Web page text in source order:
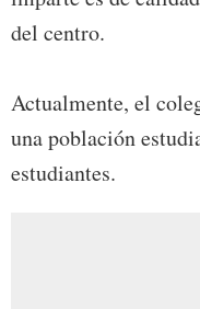
del centro.
Actualmente, el
una población
estudiantes.